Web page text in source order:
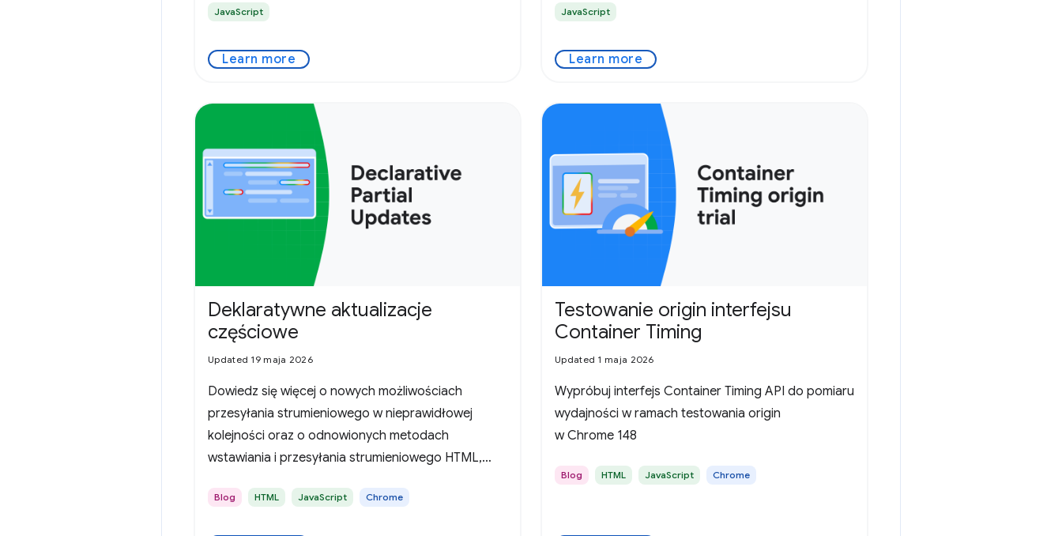
JavaScript
Learn more
JavaScript
Learn more
Deklaratywne aktualizacje
częściowe
Updated 19 maja 2026
Dowiedz się więcej o nowych możliwościach
przesyłania strumieniowego w nieprawidłowej
kolejności oraz o odnowionych metodach
wstawiania i przesyłania strumieniowego HTML,
Blog HTML JavaScript Chrome
Testowanie origin interfejsu
Container Timing
Updated 1 maja 2026
Wypróbuj interfejs Container Timing API do pomiaru
wydajności w ramach testowania origin
w Chrome 148
Blog HTML JavaScript Chrome